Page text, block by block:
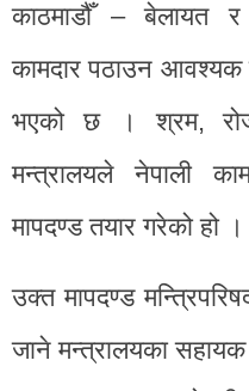
काठमाडौँ – बेलायत र
कामदार पठाउन आवश्यक
भएको छ । श्रम,
मन्त्रालयले नेपाली
मापदण्ड तयार गरेको हो ।
उक्त मापदण्ड
जाने मन्त्रालयका